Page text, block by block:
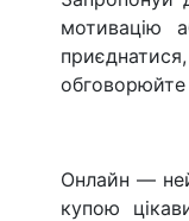
мотивацію
Онлайн —
купою